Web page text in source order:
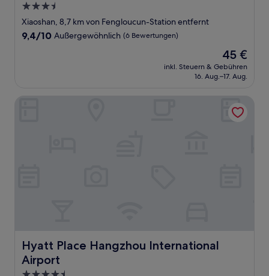
3.5-
Sterne-
Unterkunft
Xiaoshan, 8,7 km von Fengloucun-Station entfernt
9.4
9,4/10 Außergewöhnlich (6 Bewertungen)
Der
Preis
beträgt
45 €
inkl. Steuern & Gebühren
16. Aug.–17. Aug.
Hyatt Place Hangzhou International
Airport
Hyatt Place Hangzhou International Airport